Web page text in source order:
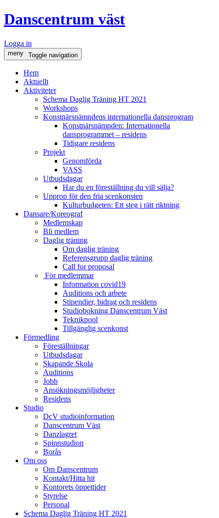
Danscentrum väst
Logga in
meny Toggle navigation
Hem
Aktuellt
Aktiviteter
Schema Daglig Träning HT 2021
Workshops
Konstnärsnämndens internationella dansprogram
Konstnärsnämnden: Internationella
dansprogrammet – residens
Tidigare residens
Projekt
Genomförda
VASS
Utbudsdagar
Har du en föreställning du vill sälja?
Upprop för den fria scenkonsten
Kulturbudgeten: Ett steg i rätt riktning
Dansare/Koreograf
Medlemskap
Bli medlem
Daglig träning
Om daglig träning
Referensgrupp daglig träning
Call for proposal
För medlemmar
Information covid19
Auditions och arbete
Stipendier, bidrag och residens
Studiobokning Danscentrum Väst
Teknikpool
Tillgänglig scenkonst
Förmedling
Föreställningar
Utbudsdagar
Skapande Skola
Auditions
Jobb
Ansökningsmöjligheter
Residens
Studio
DcV studioinformation
Danscentrum Väst
Danzlagret
Spinnstudion
Borås
Om oss
Om Danscentrum
Kontakt/Hitta hit
Kontorets öppettider
Styrelse
Personal
Schema Daglig Träning HT 2021